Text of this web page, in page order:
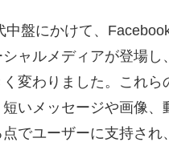
中盤にかけて、
シャルメディアが登場し
変わりました。これら
短いメッセージや画像、
でユーザーに支持され